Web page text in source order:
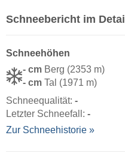
Schneebericht im Detail
Schneehöhen
- cm Berg (2353 m)
- cm Tal (1971 m)
Schneequalität: -
Letzter Schneefall: -
Zur Schneehistorie »